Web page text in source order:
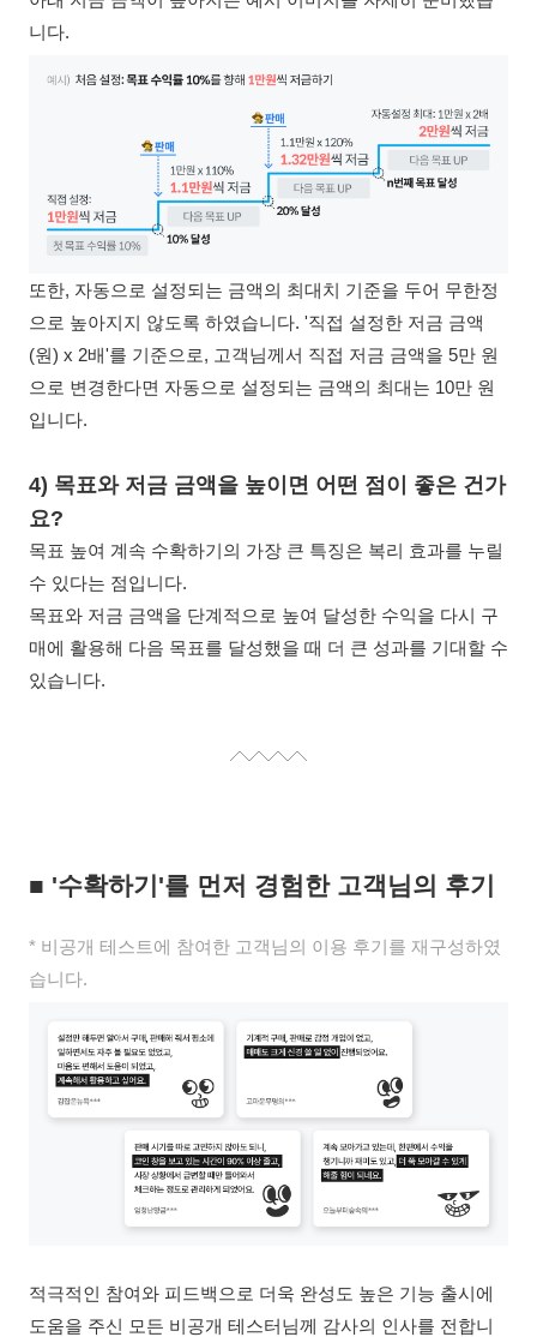
니다.
또한, 자동으로 설정되는 금액의 최대치 기준을 두어 무한정
으로 높아지지 않도록 하였습니다. '직접 설정한 저금 금액
(원) x 2배'를 기준으로, 고객님께서 직접 저금 금액을 5만 원
으로 변경한다면 자동으로 설정되는 금액의 최대는 10만 원
입니다.
4) 목표와 저금 금액을 높이면 어떤 점이 좋은 건가
요?
목표 높여 계속 수확하기의 가장 큰 특징은 복리 효과를 누릴
수 있다는 점입니다.
목표와 저금 금액을 단계적으로 높여 달성한 수익을 다시 구
매에 활용해 다음 목표를 달성했을 때 더 큰 성과를 기대할 수
있습니다.
■ '수확하기'를 먼저 경험한 고객님의 후기
* 비공개 테스트에 참여한 고객님의 이용 후기를 재구성하였
습니다.
적극적인 참여와 피드백으로 더욱 완성도 높은 기능 출시에
도움을 주신 모든 비공개 테스터님께 감사의 인사를 전합니